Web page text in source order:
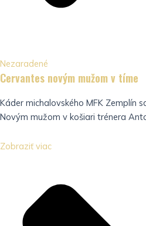
Nezaradené
Cervantes novým mužom v tíme
Káder michalovského MFK Zemplín
Novým mužom v košiari trénera
Zobraziť viac